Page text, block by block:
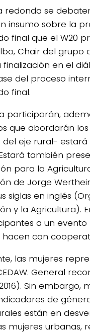
redonda se
insumo sobre la
final que el W20
Chair del
en el
del proceso
final.
participarán,
que abordarán
eje rural-
también
para la
de Jorge
siglas en inglés
y la Agricultura).
a un
con
las mujeres
General
Sin embargo,
de
están en
mujeres urbanas,